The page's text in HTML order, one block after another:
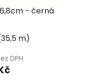
- černá
m)
DPH